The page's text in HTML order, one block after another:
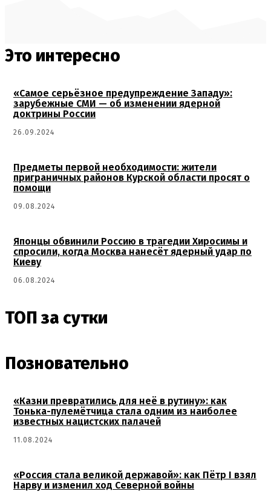
Это интересно
«Самое серьёзное предупреждение Западу»:
зарубежные СМИ — об изменении ядерной
доктрины России
26.09.2024
Предметы первой необходимости: жители
приграничных районов Курской области просят о
помощи
09.08.2024
Японцы обвинили Россию в трагедии Хиросимы и
спросили, когда Москва нанесёт ядерный удар по
Киеву
06.08.2024
ТОП за сутки
Позновательно
«Казни превратились для неё в рутину»: как
Тонька-пулемётчица стала одним из наиболее
известных нацистских палачей
11.08.2024
«Россия стала великой державой»: как Пётр I взял
Нарву и изменил ход Северной войны